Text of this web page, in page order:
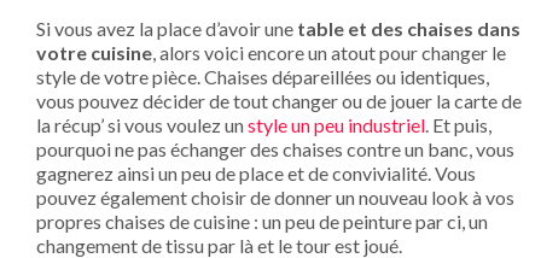
Si vous avez la place d’avoir une table et des chaises dans
votre cuisine, alors voici encore un atout pour changer le
style de votre pièce. Chaises dépareillées ou identiques,
vous pouvez décider de tout changer ou de jouer la carte de
la récup’ si vous voulez unstyle un peu industriel. Et puis,
pourquoi ne pas échanger des chaises contre un banc, vous
gagnerez ainsi un peu de place et de convivialité. Vous
pouvez également choisir de donner un nouveau look à vos
propres chaises de cuisine : un peu de peinture par ci, un
changement de tissu par là et le tour est joué.